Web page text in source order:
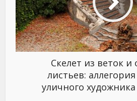
Скелет из веток
листьев:
уличного художника